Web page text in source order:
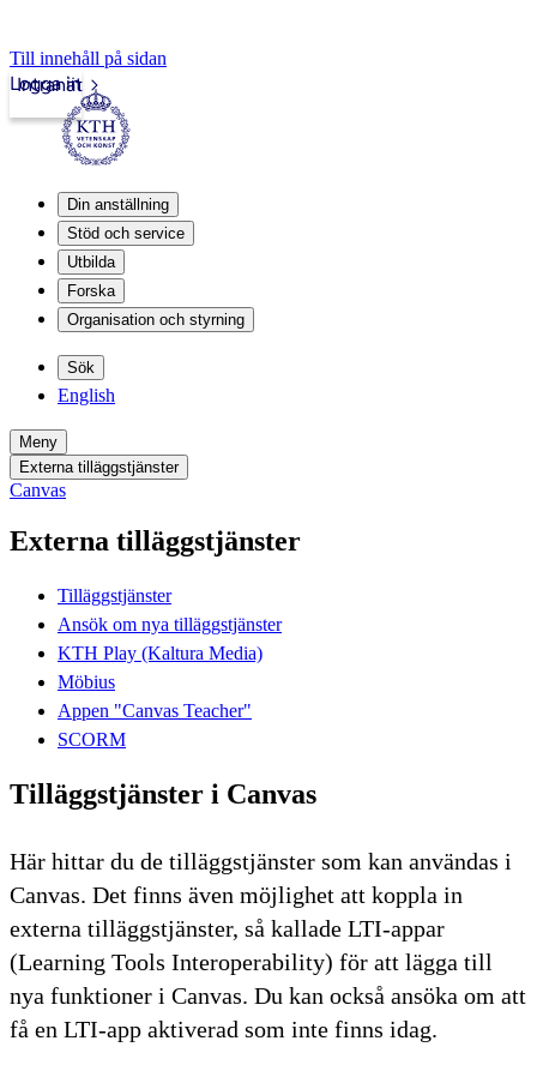
Till innehåll på sidan
Intranät
Logga in
Din anställning
Stöd och service
Utbilda
Forska
Organisation och styrning
Sök
English
Meny
Externa tilläggstjänster
Canvas
Externa tilläggstjänster
Tilläggstjänster
Ansök om nya tilläggstjänster
KTH Play (Kaltura Media)
Möbius
Appen "Canvas Teacher"
SCORM
Tilläggstjänster i Canvas
Här hittar du de tilläggstjänster som kan användas i
Canvas. Det finns även möjlighet att koppla in
externa tilläggstjänster, så kallade LTI-appar
(Learning Tools Interoperability) för att lägga till
nya funktioner i Canvas. Du kan också ansöka om att
få en LTI-app aktiverad som inte finns idag.